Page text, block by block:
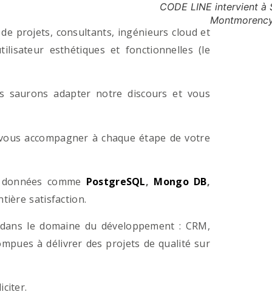
projets, consultants, ingénieurs cloud et
esthétiques et fonctionnelles (le
saurons adapter notre discours et vous
accompagner à chaque étape de votre
comme PostgreSQL, Mongo DB,
satisfaction.
le domaine du développement : CRM,
à délivrer des projets de qualité sur
CODE LINE intervient à